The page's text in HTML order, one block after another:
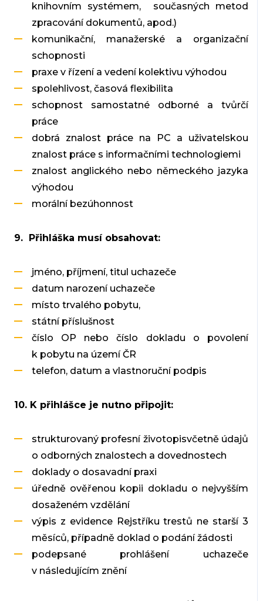
knihovním systémem, současných metod
zpracování dokumentů, apod.)
komunikační, manažerské a organizační
schopnosti
praxe v řízení a vedení kolektivu výhodou
spolehlivost, časová flexibilita
schopnost samostatné odborné a tvůrčí
práce
dobrá znalost práce na PC a uživatelskou
znalost práce s informačními technologiemi
znalost anglického nebo německého jazyka
výhodou
morální bezúhonnost
9. Přihláška musí obsahovat:
jméno, příjmení, titul uchazeče
datum narození uchazeče
místo trvalého pobytu,
státní příslušnost
číslo OP nebo číslo dokladu o povolení
k pobytu na území ČR
telefon, datum a vlastnoruční podpis
10. K přihlášce je nutno připojit:
strukturovaný profesní životopisvčetně údajů
o odborných znalostech a dovednostech
doklady o dosavadní praxi
úředně ověřenou kopii dokladu o nejvyšším
dosaženém vzdělání
výpis z evidence Rejstříku trestů ne starší 3
měsíců, případně doklad o podání žádosti
podepsané prohlášení uchazeče
v následujícím znění